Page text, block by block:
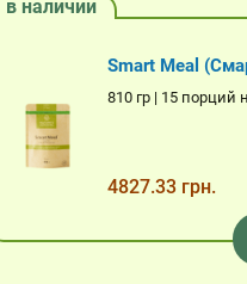
в наличии
Smart Meal
810 гр | 15 порций
4827.33 грн.